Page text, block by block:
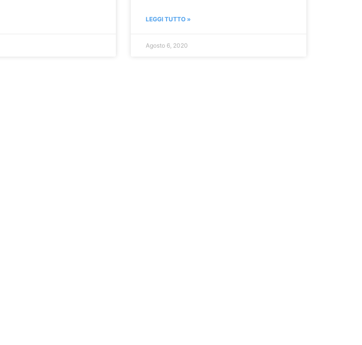
LEGGI TUTTO »
Agosto 6, 2020